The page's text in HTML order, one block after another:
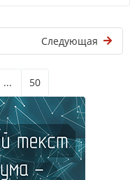
Следующая
... 50